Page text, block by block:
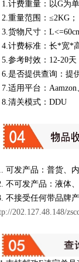
1.计费重量：以G为
重量范围：≤2KG；
货物尺寸：
计费标准：长*宽*
参考时效：12-20天
是否提供查询：提
适用平台：Aamzon
清关模式：DDU
可发产品：普货、
不可发产品：液体
不接受任何带品牌
202.127.48.148/